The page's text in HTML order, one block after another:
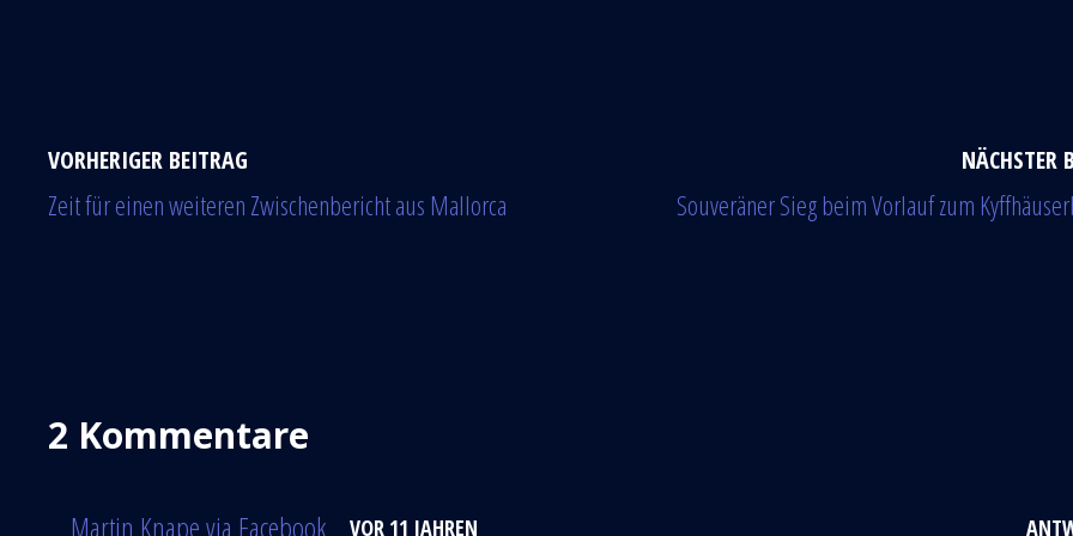
VORHERIGER BEITRAG
Zeit für einen weiteren Zwischenbericht aus Mallorca
NÄCHSTER
Souveräner Sieg beim Vorlauf zum
2 Kommentare
Martin Knape via Facebook VOR 11 JAHREN